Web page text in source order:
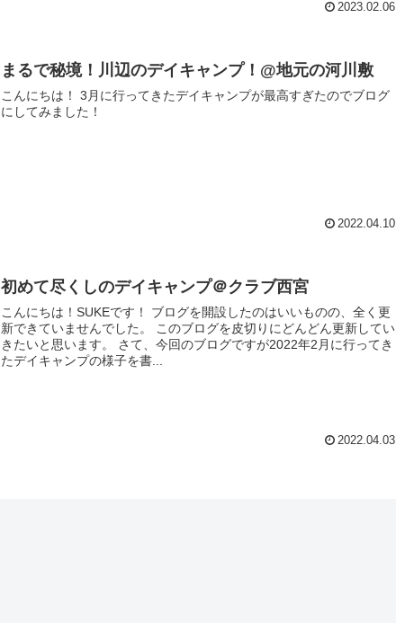
2023.02.06
まるで秘境！川辺のデイキャンプ！@地元の河川敷
こんにちは！ 3月に行ってきたデイキャンプが最高すぎたのでブログ
にしてみました！
2022.04.10
初めて尽くしのデイキャンプ＠クラブ西宮
こんにちは！SUKEです！ ブログを開設したのはいいものの、全く更
新できていませんでした。 このブログを皮切りにどんどん更新してい
きたいと思います。 さて、今回のブログですが2022年2月に行ってき
たデイキャンプの様子を書...
2022.04.03